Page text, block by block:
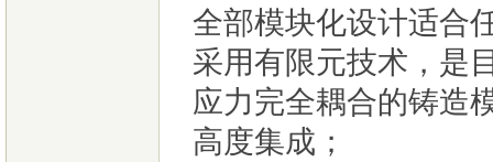
全部模块化设计适合
采用有限元技术，是
应力完全耦合的铸造
高度集成；